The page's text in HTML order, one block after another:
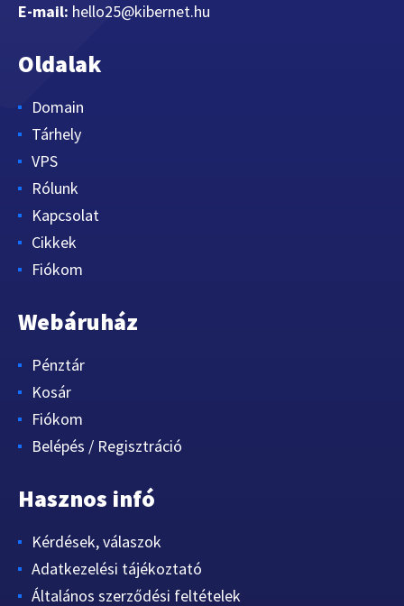
E-mail: hello25@kibernet.hu
Oldalak
Domain
Tárhely
VPS
Rólunk
Kapcsolat
Cikkek
Fiókom
Webáruház
Pénztár
Kosár
Fiókom
Belépés / Regisztráció
Hasznos infó
Kérdések, válaszok
Adatkezelési tájékoztató
Általános szerződési feltételek